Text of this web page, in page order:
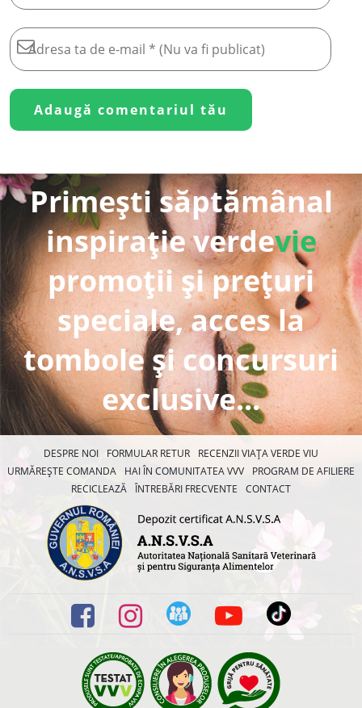
Primești săptămânal
inspirație verdevie
promoții și prețuri
speciale, acces la
tombole și concursuri
exclusive...
DESPRE NOI FORMULAR RETUR
RECENZII VIAȚA VERDE VIU
URMĂREȘTE COMANDA
HAI ÎN COMUNITATEA VVV
PROGRAM DE AFILIERE
RECICLEAZĂ ÎNTREBĂRI FRECVENTE CONTACT